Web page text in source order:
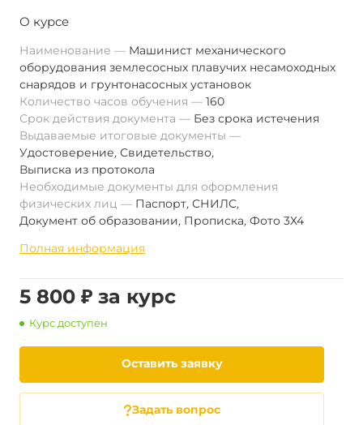
О курсе
Наименование
Машинист механического
оборудования землесосных плавучих несамоходных
снарядов и грунтонасосных установок
Количество часов обучения
160
Срок действия документа
Без срока истечения
Выдаваемые итоговые документы
Удостоверение, Свидетельство,
Выписка из протокола
Необходимые документы для оформления
физических лиц
Паспорт, СНИЛС,
Документ об образовании, Прописка, Фото 3Х4
Полная информация
5 800 ₽ за курс
Курс доступен
Оставить заявку
Задать вопрос